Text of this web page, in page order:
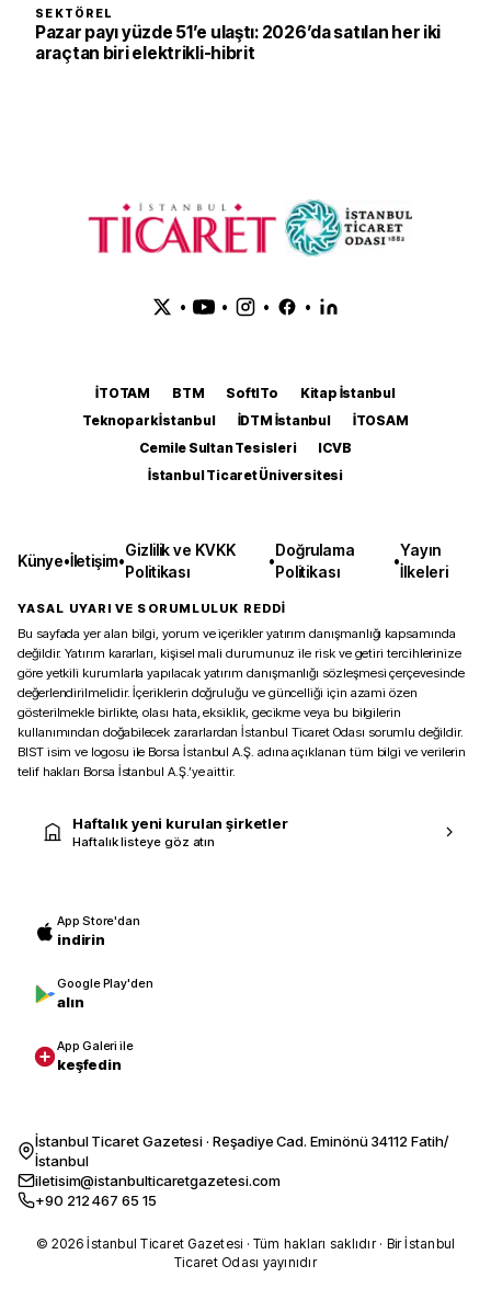
SEKTÖREL
Pazar payı yüzde 51’e ulaştı: 2026’da satılan her iki
araçtan biri elektrikli-hibrit
• • • •
İTOTAM BTM SoftITo
Kitap İstanbul
Teknopark İstanbul
İDTM İstanbul
İTOSAM
Cemile Sultan Tesisleri
ICVB
İstanbul Ticaret Üniversitesi
Künye•İletişim•
Gizlilik ve KVKK
Politikası
•
Doğrulama
Politikası
•
Yayın
İlkeleri
YASAL UYARI VE SORUMLULUK REDDİ
Bu sayfada yer alan bilgi, yorum ve içerikler yatırım danışmanlığı kapsamında
değildir. Yatırım kararları, kişisel mali durumunuz ile risk ve getiri tercihlerinize
göre yetkili kurumlarla yapılacak yatırım danışmanlığı sözleşmesi çerçevesinde
değerlendirilmelidir. İçeriklerin doğruluğu ve güncelliği için azami özen
gösterilmekle birlikte, olası hata, eksiklik, gecikme veya bu bilgilerin
kullanımından doğabilecek zararlardan İstanbul Ticaret Odası sorumlu değildir.
BIST isim ve logosu ile Borsa İstanbul A.Ş. adına açıklanan tüm bilgi ve verilerin
telif hakları Borsa İstanbul A.Ş.’ye aittir.
Haftalık yeni kurulan şirketler
Haftalık listeye göz atın
App Store'dan
indirin
Google Play'den
alın
App Galeri ile
keşfedin
İstanbul Ticaret Gazetesi · Reşadiye Cad. Eminönü 34112 Fatih/
İstanbul
iletisim@istanbulticaretgazetesi.com
+90 212 467 65 15
© 2026 İstanbul Ticaret Gazetesi · Tüm hakları saklıdır · Bir İstanbul
Ticaret Odası yayınıdır